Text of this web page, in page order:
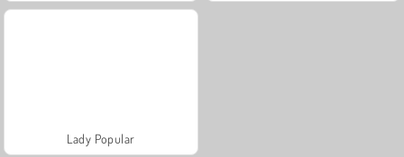
Lady Popular